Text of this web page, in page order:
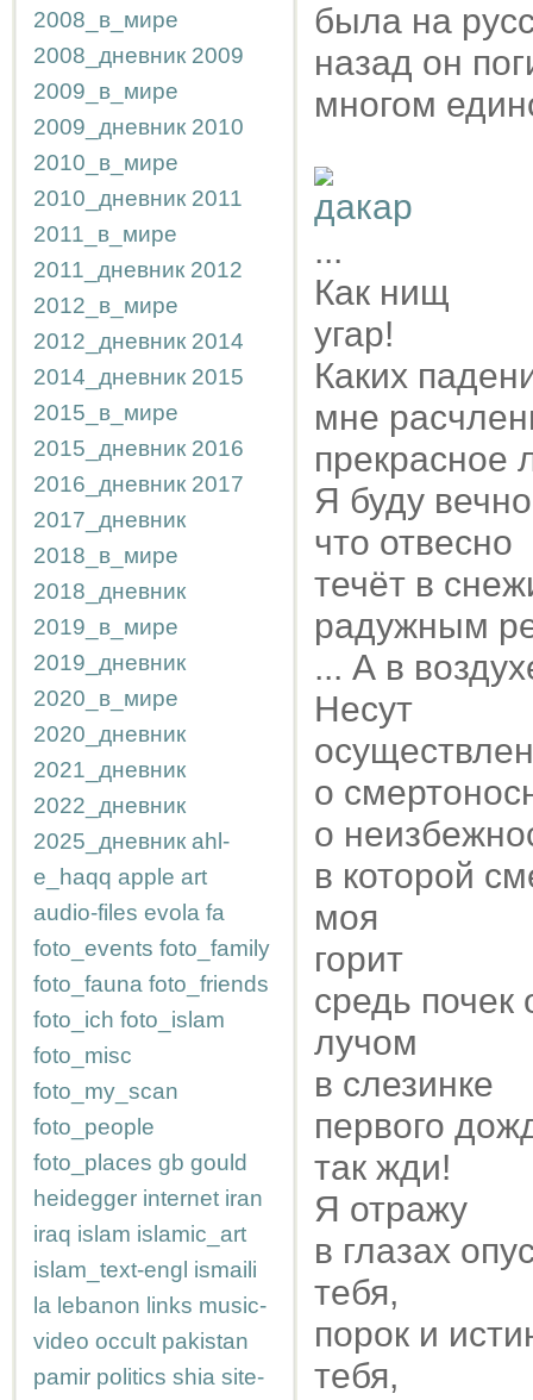
2008_в_мире
2008_дневник 2009
2009_в_мире
2009_дневник 2010
2010_в_мире
2010_дневник 2011
2011_в_мире
2011_дневник 2012
2012_в_мире
2012_дневник 2014
2014_дневник 2015
2015_в_мире
2015_дневник 2016
2016_дневник 2017
2017_дневник
2018_в_мире
2018_дневник
2019_в_мире
2019_дневник
2020_в_мире
2020_дневник
2021_дневник
2022_дневник
2025_дневник ahl-
e_haqq apple art
audio-files evola fa
foto_events foto_family
foto_fauna foto_friends
foto_ich foto_islam
foto_misc
foto_my_scan
foto_people
foto_places gb gould
heidegger internet iran
iraq islam islamic_art
islam_text-engl ismaili
la lebanon links music-
video occult pakistan
pamir politics shia site-
была на
назад он
многом
...
Как нищ
угар!
Каких
мне
прекрасное
Я буду
что отвесно
течёт в
радужным
... А в
Несут
о
о
в которой
моя
горит
средь
лучом
в слезинке
первого
так жди!
Я отражу
в глазах
тебя,
порок и
тебя,